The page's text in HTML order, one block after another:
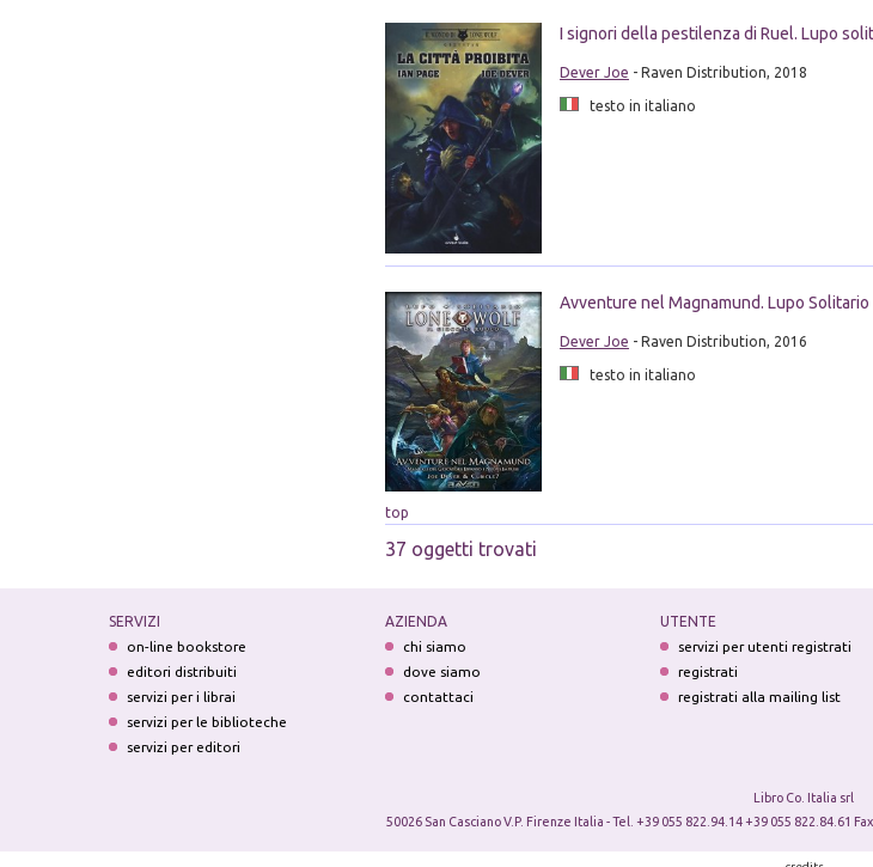
I signori della pestilenza di Ruel. Lupo
Dever Joe - Raven Distribution, 2018
testo in italiano
Avventure nel Magnamund. Lupo Solitario
Dever Joe - Raven Distribution, 2016
testo in italiano
top
37 oggetti trovati
SERVIZI
on-line bookstore
editori distribuiti
servizi per i librai
servizi per le biblioteche
servizi per editori
AZIENDA
chi siamo
dove siamo
contattaci
UTENTE
servizi per utenti registrati
registrati
registrati alla mailing list
Libro Co. Italia srl
50026 San Casciano V.P. Firenze Italia - Tel. +39 055 822.94.14 +39 055 822.84.61